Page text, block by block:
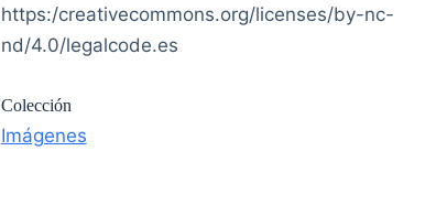
https:/creativecommons.org/licenses/by-nc-
nd/4.0/legalcode.es
Colección
Imágenes